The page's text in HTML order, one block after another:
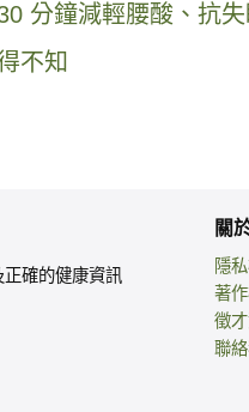
分鐘減輕腰酸、抗
不知
確的健康資訊
關
隱
著
徵
聯